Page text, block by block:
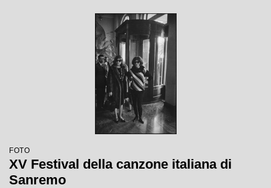
FOTO
XV Festival della canzone italiana di
Sanremo